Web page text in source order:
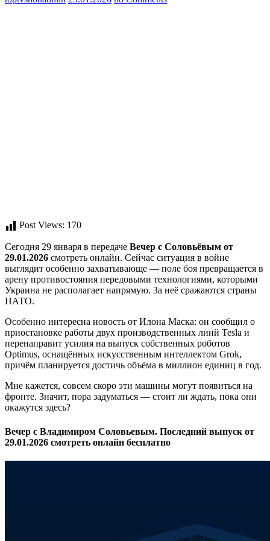
Post Views: 170
Сегодня 29 января в передаче Вечер с Соловьёвым от
29.01.2026 смотреть онлайн. Сейчас ситуация в войне
выглядит особенно захватывающе — поле боя превращается в
арену противостояния передовыми технологиями, которыми
Украина не располагает напрямую. За неё сражаются страны
НАТО.
Особенно интересна новость от Илона Маска: он сообщил о
приостановке работы двух производственных линй Tesla и
перенаправит усилия на выпуск собственных роботов
Optimus, оснащённых искусственным интеллектом Grok,
причём планируется достичь объёма в миллион единиц в год.
Мне кажется, совсем скоро эти машины могут появиться на
фронте. Значит, пора задуматься — стоит ли ждать, пока они
окажутся здесь?
Вечер с Владимиром Соловьевым. Последний выпуск от
29.01.2026 смотреть онлайн бесплатно